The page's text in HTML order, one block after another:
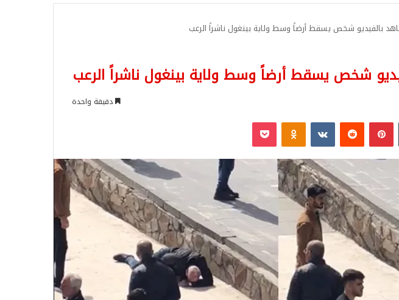
بالفيديو شخص يسقط أرضاً وسط ولاية بينغول ناشراً الرعب
شخص يسقط أرضاً وسط ولاية بينغول ناشراً الرعب
دقيقة واحدة
بينتيريست Odnoklassniki
‫Pocket